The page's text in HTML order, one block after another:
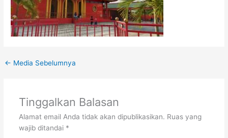
← Media Sebelumnya
Tinggalkan Balasan
Alamat email Anda tidak akan dipublikasikan. Ruas yang
wajib ditandai *